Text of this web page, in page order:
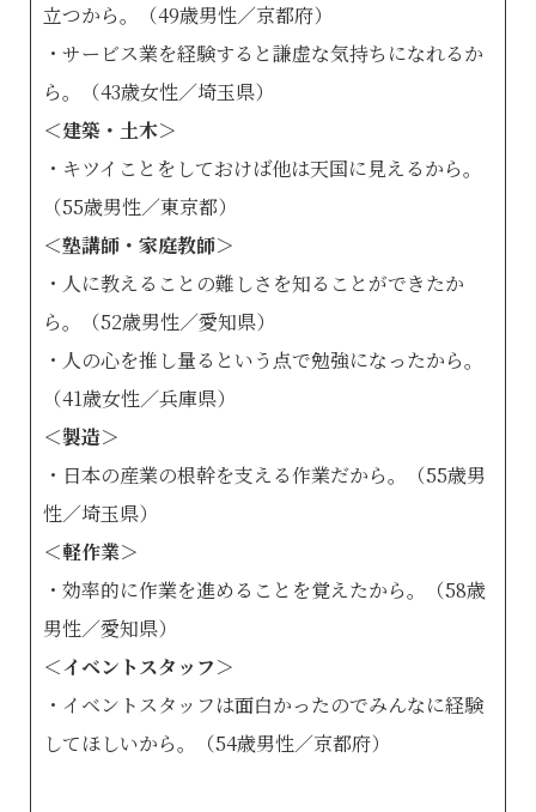
立つから。（49歳男性／京都府）
・サービス業を経験すると謙虚な気持ちになれるか
ら。（43歳女性／埼玉県）
＜建築・土木＞
・キツイことをしておけば他は天国に見えるから。
（55歳男性／東京都）
＜塾講師・家庭教師＞
・人に教えることの難しさを知ることができたか
ら。（52歳男性／愛知県）
・人の心を推し量るという点で勉強になったから。
（41歳女性／兵庫県）
＜製造＞
・日本の産業の根幹を支える作業だから。（55歳男
性／埼玉県）
＜軽作業＞
・効率的に作業を進めることを覚えたから。（58歳
男性／愛知県）
＜イベントスタッフ＞
・イベントスタッフは面白かったのでみんなに経験
してほしいから。（54歳男性／京都府）